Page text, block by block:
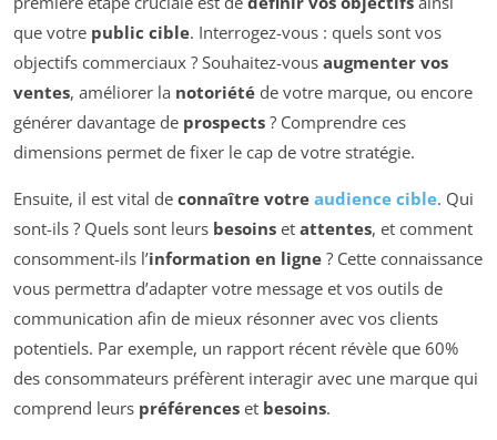
que votre public cible. Interrogez-vous : quels sont vos
objectifs commerciaux ? Souhaitez-vous augmenter vos
ventes, améliorer la notoriété de votre marque, ou encore
générer davantage de prospects ? Comprendre ces
dimensions permet de fixer le cap de votre stratégie.
Ensuite, il est vital de connaître votre audience cible. Qui
sont-ils ? Quels sont leurs besoins et attentes, et comment
consomment-ils l’information en ligne ? Cette connaissance
vous permettra d’adapter votre message et vos outils de
communication afin de mieux résonner avec vos clients
potentiels. Par exemple, un rapport récent révèle que 60%
des consommateurs préfèrent interagir avec une marque qui
comprend leurs préférences et besoins.